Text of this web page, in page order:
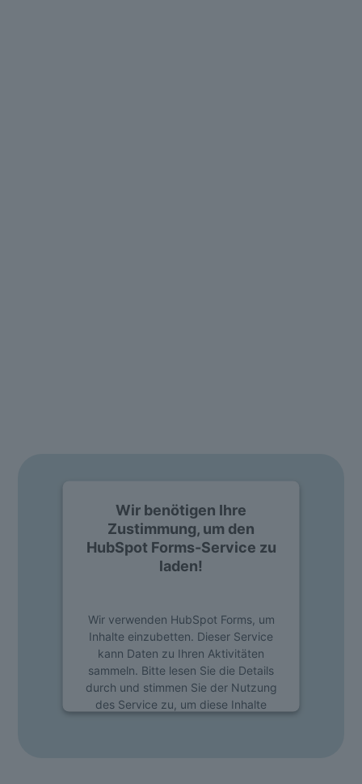
Wir benötigen Ihre
Zustimmung, um den
HubSpot Forms-Service zu
laden!
Wir verwenden HubSpot Forms, um
Inhalte einzubetten. Dieser Service
kann Daten zu Ihren Aktivitäten
sammeln. Bitte lesen Sie die Details
durch und stimmen Sie der Nutzung
des Service zu, um diese Inhalte